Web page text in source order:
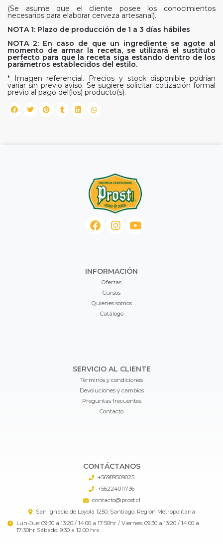
(Se asume que el cliente posee los conocimientos
necesarios para elaborar cerveza artesanal).
NOTA 1: Plazo de producción de 1 a 3 días hábiles
NOTA 2: En caso de que un ingrediente se agote al
momento de armar la receta, se utilizará el sustituto
perfecto para que la receta siga estando dentro de los
parámetros establecidos del estilo.
* Imagen referencial. Precios y stock disponible podrían
variar sin previo aviso. Se sugiere solicitar cotización formal
previo al pago del(los) producto(s).
INFORMACIÓN
Ofertas
Cursos
Quienes somos
Catálogo
SERVICIO AL CLIENTE
Términos y condiciones
Devoluciones y cambios
Preguntas frecuentes
Contacto
CONTÁCTANOS
+56989509025
+56224011736
contacto@prost.cl
San Ignacio de Loyola 1250, Santiago, Región Metropolitana
Lun-Jue: 09:30 a 13:20 / 14:00 a 17:50hr / Viernes: 09:30 a 13:20 / 14:00 a
17:30hr Sábado: 9:30 a 12:00 hrs